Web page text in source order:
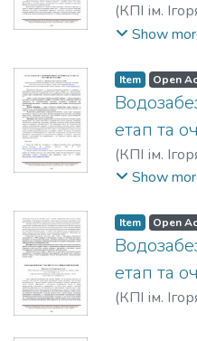
(КПІ ім.
Л. А.Show
Item Open
етап та
(КПІ ім.
Л. А.;
Show
Item Open
етап та
(КПІ ім.